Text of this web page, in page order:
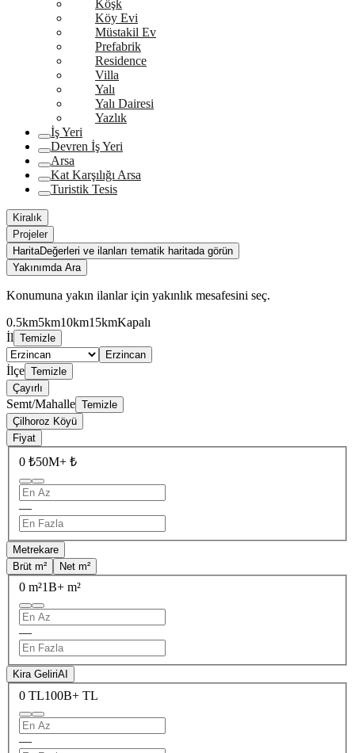
Köşk
Köy Evi
Müstakil Ev
Prefabrik
Residence
Villa
Yalı
Yalı Dairesi
Yazlık
İş Yeri
Devren İş Yeri
Arsa
Kat Karşılığı Arsa
Turistik Tesis
Kiralık
Projeler
HaritaDeğerleri ve ilanları tematik haritada görün
Yakınımda Ara
Konumuna yakın ilanlar için yakınlık mesafesini seç.
0.5km5km10km15kmKapalı
İl Temizle
Erzincan
İlçe Temizle
Çayırlı
Semt/Mahalle Temizle
Çilhoroz Köyü
Fiyat
0 ₺50M+ ₺
—
Metrekare
Brüt m²
Net m²
0 m²1B+ m²
—
Kira GeliriAI
0 TL100B+ TL
—